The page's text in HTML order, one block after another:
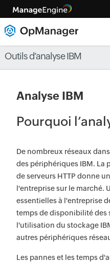
Outils d’analyse IBM
Analyse IBM
Pourquoi
De nombreux réseaux
des périphériques IBM. La
de serveurs HTTP donne
l'entreprise sur le marché.
essentielles à l'entreprise
temps de disponibilité des
l'utilisation du stockage
autres périphériques
Les pannes et les temps